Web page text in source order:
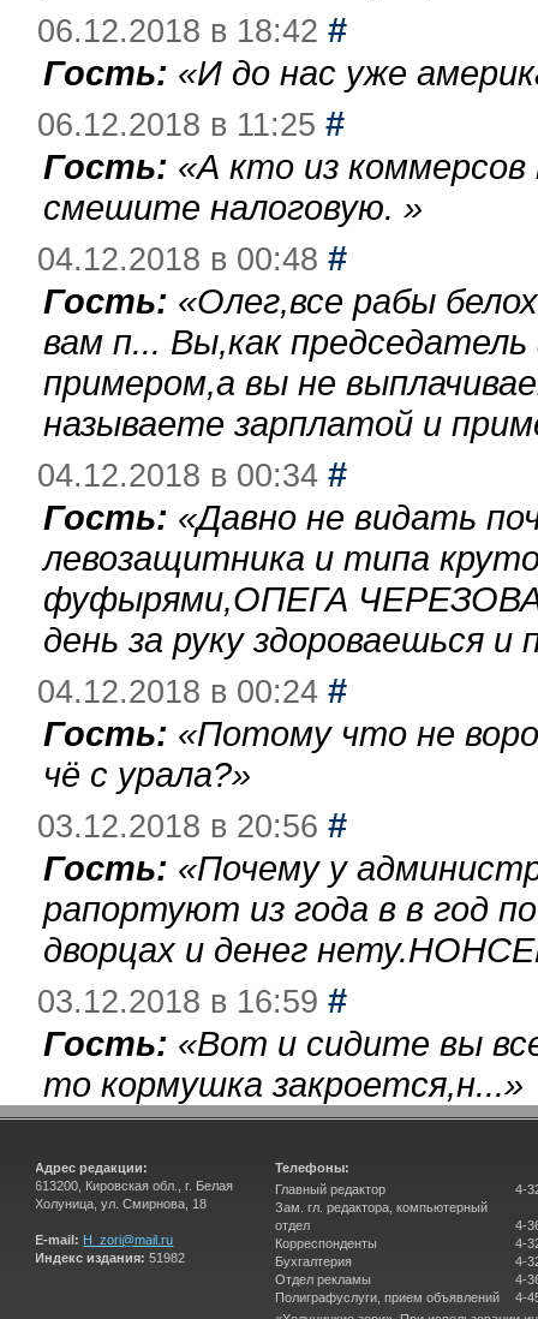
06.12.2018 в 18:42 #
Гость: «И до нас уже
06.12.2018 в 11:25 #
Гость: «А кто из
смешите налоговую. »
04.12.2018 в 00:48 #
Гость: «Олег,все рабы
вам п... Вы,как
примером,а вы не
называете зарплатой и
04.12.2018 в 00:34 #
Гость: «Давно не видать
левозащитника и типа
фуфырями,ОПЕГА
день за руку здороваешься
04.12.2018 в 00:24 #
Гость: «Потому что не
чё с урала?»
03.12.2018 в 20:56 #
Гость: «Почему у
рапортуют из года в в год
дворцах и денег
03.12.2018 в 16:59 #
Гость: «Вот и сидите вы
то кормушка закроется,н...»
Адрес редакции:
613200, Кировская обл., г. Белая
Холуница, ул. Смирнова, 18
E-mail: H_zori@mail.ru
Индекс издания: 51982
Телефоны:
Главный редактор
Зам. гл. редактора, компьютерный
отдел
Корреспонденты
Бухгалтерия
Отдел рекламы
Полиграфуслуги, прием объявлений
4-
4-
4-
4-
4-
4-